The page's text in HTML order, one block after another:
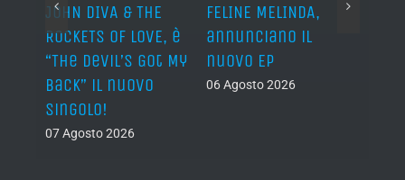
JOHN DIVA & THE
ROCKETS OF LOVE, è
“The Devil’s Got My
Back” il nuovo
singolo!
07 Agosto 2026
FELINE MELINDA,
annunciano il
nuovo EP
06 Agosto 2026